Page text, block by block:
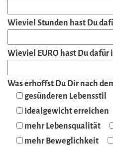
Wieviel Stunden hast Du
Wieviel EURO hast Du
Was erhoffst Du Dir nach
gesünderen Lebensstil
Idealgewicht erreichen
mehr Lebensqualität
mehr Beweglichkeit